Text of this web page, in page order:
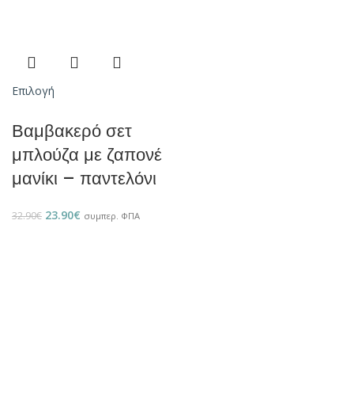
Επιλογή
Βαμβακερό σετ
μπλούζα με ζαπονέ
μανίκι – παντελόνι
32.90€ 23.90€ συμπερ. ΦΠΑ